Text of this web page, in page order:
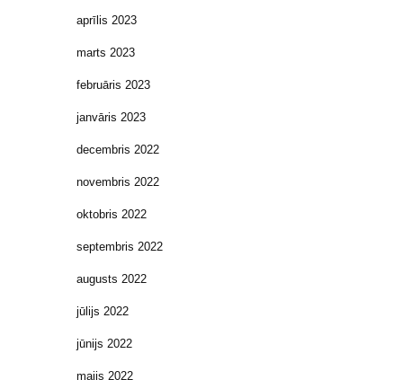
aprīlis 2023
marts 2023
februāris 2023
janvāris 2023
decembris 2022
novembris 2022
oktobris 2022
septembris 2022
augusts 2022
jūlijs 2022
jūnijs 2022
maijs 2022